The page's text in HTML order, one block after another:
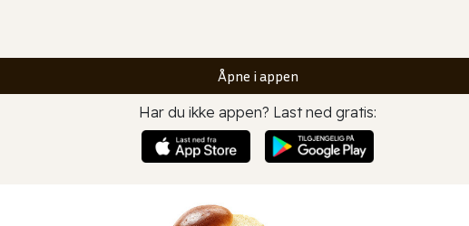
Åpne i appen
Har du ikke appen? Last ned gratis: